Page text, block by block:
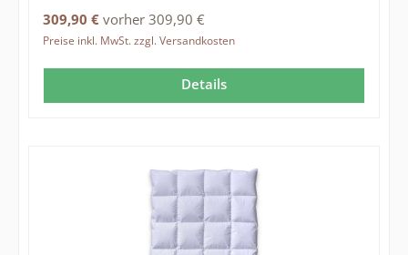
Regulärer Preis:
309,90 € vorher 309,90 €
Preise inkl. MwSt. zzgl. Versandkosten
Details